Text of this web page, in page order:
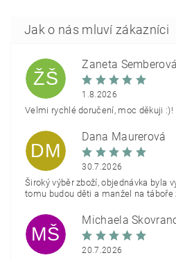
ŽŠ
Žaneta Šemberová
1.8.2026
Velmi rychlé doručení, moc děkuji :)!
DM
Dana Maurerová
30.7.2026
Široký výběr zboží, objednávka byla
tomu budou děti a manžel na táboře
MŠ
Michaela
20.7.2026